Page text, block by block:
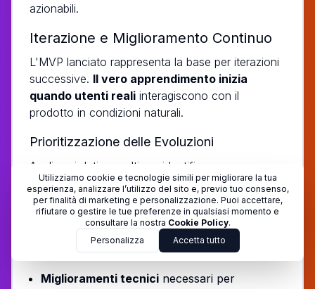
azionabili.
Iterazione e Miglioramento Continuo
L'MVP lanciato rappresenta la base per iterazioni
successive. Il vero apprendimento inizia
quando utenti reali interagiscono con il
prodotto in condizioni naturali.
Prioritizzazione delle Evoluzioni
Analizza i dati raccolti per identificare:
Pain points criticiche causano abbandono
Funzionalità più richieste dagli utenti attivi
Opportunità di monetizzazioneemergenti
dall'uso
Miglioramenti tecnici necessari per
Utilizziamo cookie e tecnologie simili per migliorare la tua
esperienza, analizzare l’utilizzo del sito e, previo tuo consenso,
per finalità di marketing e personalizzazione. Puoi accettare,
rifiutare o gestire le tue preferenze in qualsiasi momento e
consultare la nostra Cookie Policy.
Personalizza
Accetta tutto